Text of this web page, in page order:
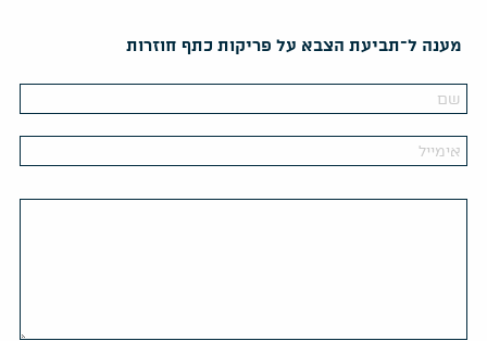
מענה ל־תביעת הצבא על פריקות כתף חוזרות